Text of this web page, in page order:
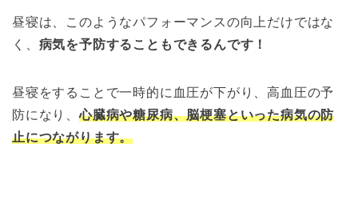
昼寝は、このようなパフォーマンスの向上だけではな
く、 病気を予防することもできるんです！
昼寝をすることで一時的に血圧が下がり、高血圧の予
防になり、心臓病や糖尿病、脳梗塞といった病気の防
止につながります。